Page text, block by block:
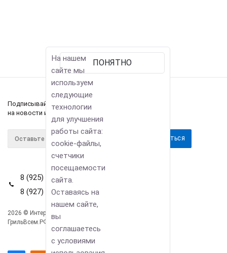
Подписывайтесь
на новости и акции
8 (925) 114-42-80
8 (927) 911-22-66
2026 © Интернет-магазин
ГрильВсем.РФ
Информация
Помощь
ПОНЯТНО
На нашем
сайте мы
используем
следующие
технологии
для улучшения
работы сайта:
cookie-файлы,
счетчики
посещаемости
сайта.
Оставаясь на
нашем сайте,
вы
соглашаетесь
с условиями